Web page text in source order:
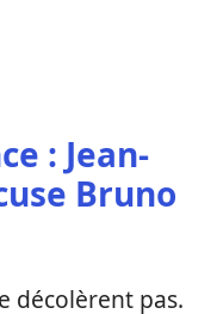
: Jean-
Bruno
décolèrent pas.